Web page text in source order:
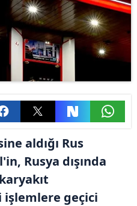
aldığı Rus
Rusya dışında
işlemlere geçici